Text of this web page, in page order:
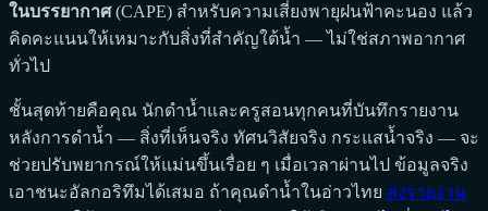
ในบรรยากาศ(CAPE) สำหรับความเสี่ยงพายุฝนฟ้าคะนอง แล้ว
คิดคะแนนให้เหมาะกับสิ่งที่สำคัญใต้น้ำ — ไม่ใช่สภาพอากาศ
ทั่วไป
ชั้นสุดท้ายคือคุณ นักดำน้ำและครูสอนทุกคนที่บันทึกรายงาน
หลังการดำน้ำ — สิ่งที่เห็นจริง ทัศนวิสัยจริง กระแสน้ำจริง — จะ
ช่วยปรับพยากรณ์ให้แม่นขึ้นเรื่อย ๆ เมื่อเวลาผ่านไป ข้อมูลจริง
เอาชนะอัลกอริทึมได้เสมอ ถ้าคุณดำน้ำในอ่าวไทย ส่งรายงาน